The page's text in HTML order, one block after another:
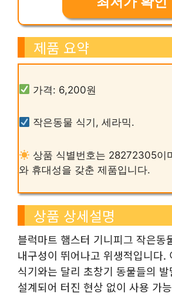
제품 요약
가격: 6,200원
작은동물 식기, 세라믹.
상품 식별번호는 28272305이
와 휴대성을 갖춘 제품입니다.
상품 상세설명
블럭마트 햄스터 기니피그 작은동
내구성이 뛰어나고 위생적입니다.
식기와는 달리 초창기 동물들의
설계되어 터진 현상 없이 사용 가